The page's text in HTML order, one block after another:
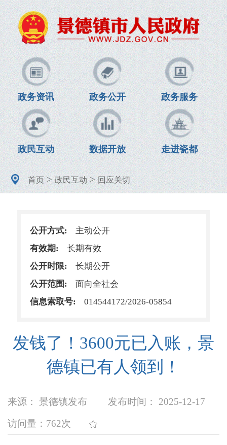
政务资讯 政务公开 政务服务
政民互动 数据开放 走进瓷都
首页>政民互动>回应关切
公开方式:
主动公开
有效期:
长期有效
公开时限:
长期公开
公开范围:
面向全社会
信息索取号:
014544172/2026-05854
发钱了！3600元已入账，景
德镇已有人领到！
来源： 景德镇发布 发布时间： 2025-12-17
访问量： 762次